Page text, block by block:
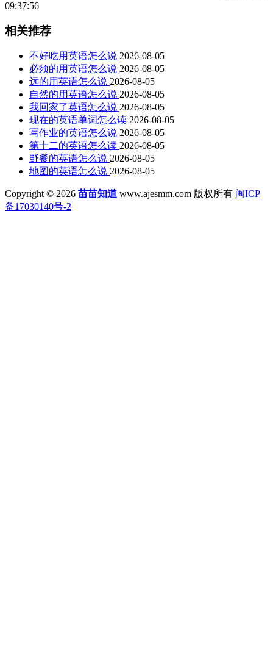
09:37:56
相关推荐
不好吃用英语怎么说 2026-08-05
必须的用英语怎么说 2026-08-05
远的用英语怎么说 2026-08-05
自然的用英语怎么说 2026-08-05
我回家了英语怎么说 2026-08-05
现在的英语单词怎么读 2026-08-05
写作业的英语怎么说 2026-08-05
第十二的英语怎么读 2026-08-05
野餐的英语怎么说 2026-08-05
地图的英语怎么说 2026-08-05
Copyright © 2026 苗苗知道 www.ajesmm.com 版权所有 闽ICP
备17030140号-2